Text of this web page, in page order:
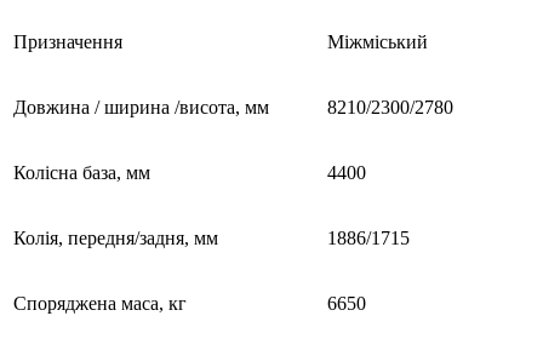
Призначення Міжміський
Довжина / ширина /висота, мм 8210/2300/2780
Колісна база, мм 4400
Колія, передня/задня, мм 1886/1715
Споряджена маса, кг 6650